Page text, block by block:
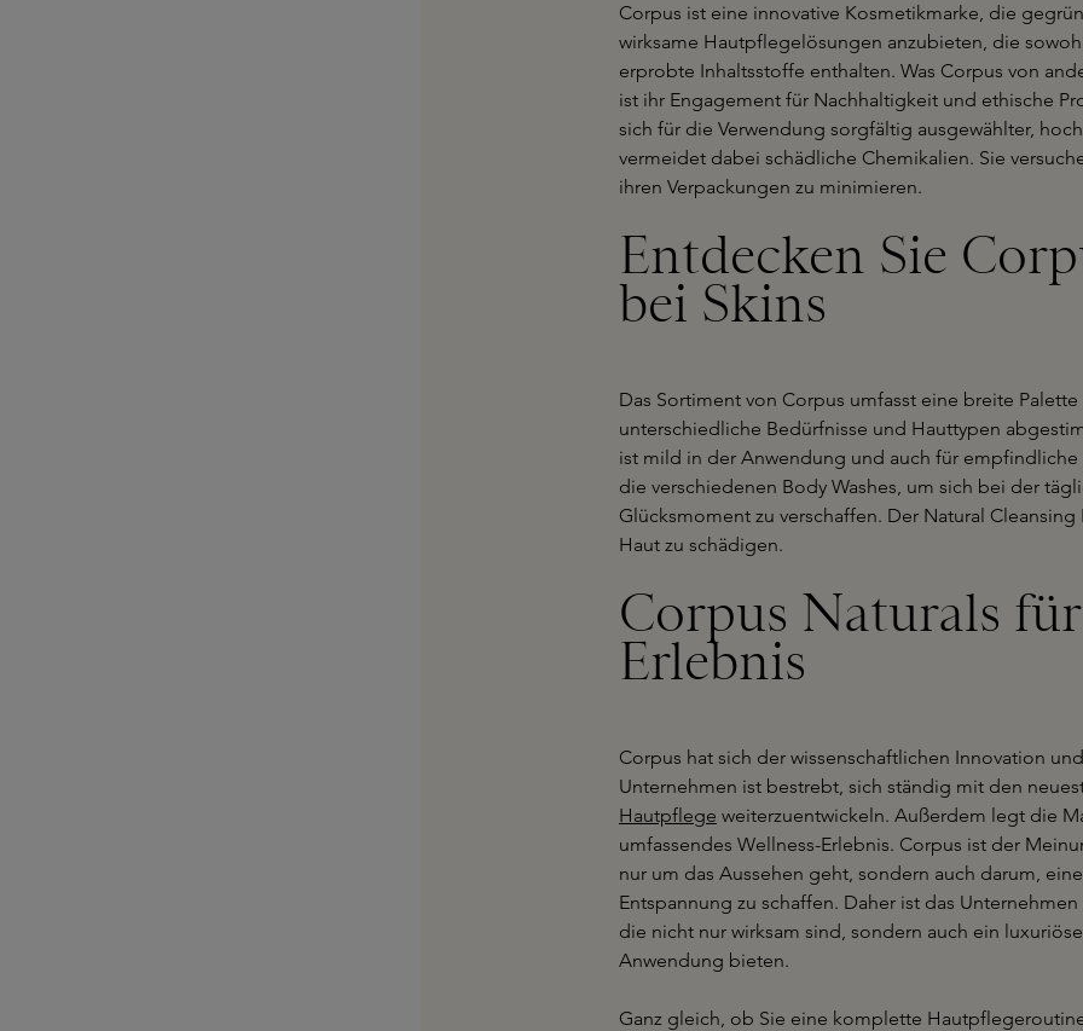
Corpus ist eine innovative Kosmetikmarke, die
wirksame Hautpflegelösungen anzubieten, die
erprobte Inhaltsstoffe enthalten. Was Corpus von
ist ihr Engagement für Nachhaltigkeit und ethische
sich für die Verwendung sorgfältig ausgewählter,
vermeidet dabei schädliche Chemikalien. Sie
ihren Verpackungen zu minimieren.
Entdecken Sie
bei Skins
Das Sortiment von Corpus umfasst eine breite
unterschiedliche Bedürfnisse und Hauttypen
ist mild in der Anwendung und auch für empfindliche
die verschiedenen Body Washes, um sich bei der
Glücksmoment zu verschaffen. Der Natural
Haut zu schädigen.
Corpus Naturals für
Erlebnis
Corpus hat sich der wissenschaftlichen Innovation
Unternehmen ist bestrebt, sich ständig mit den
Hautpflege weiterzuentwickeln. Außerdem legt die
umfassendes Wellness-Erlebnis. Corpus ist der
nur um das Aussehen geht, sondern auch darum,
Entspannung zu schaffen. Daher ist das
die nicht nur wirksam sind, sondern auch ein
Anwendung bieten.
Ganz gleich, ob Sie eine komplette